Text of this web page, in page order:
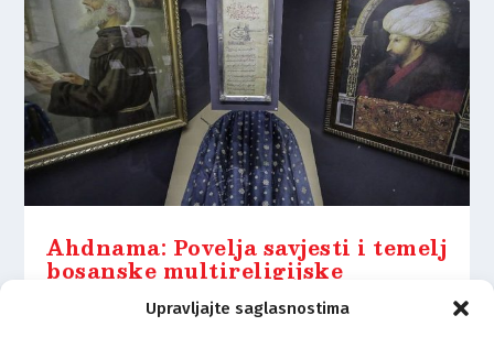
Upravljajte saglasnostima
Ahdnama: Povelja savjesti i temelj
bosanske multireligijske